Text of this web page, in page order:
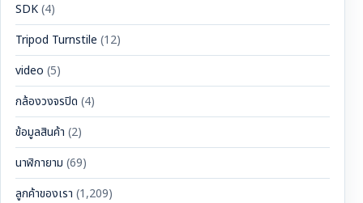
SDK(4)
Tripod Turnstile (12)
video (5)
กล้องวงจรปิด (4)
ข้อมูลสินค้า (2)
นาฬิกายาม (69)
ลูกค้าของเรา (1,209)